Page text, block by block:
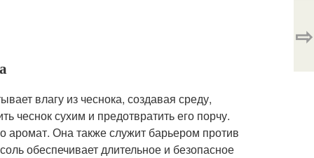
влагу из чеснока, создавая среду,
чеснок сухим и предотвратить его порчу.
аромат. Она также служит барьером против
обеспечивает длительное и безопасное
⇨